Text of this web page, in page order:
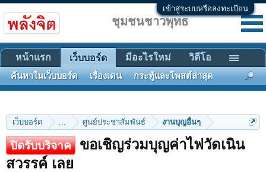
เข้าสู่ระบบหรือลงทะเบียน
เว็บบอร์ด ... ศูนย์ประชาสัมพันธ์ งานบุญอื่นๆ
ปิดรับบริจาค
ขอเชิญร่วมบุญค่าไฟวัดเนิน
สวรรค์ เลย
ชุมชนชาวพุทธ
หน้าแรก เว็บบอร์ด
ค้นหาในเว็บบอร์ด เรื่องเด่น กระทู้และโพสต์ล่าสุด
มีอะไรใหม่ วิดีโอ